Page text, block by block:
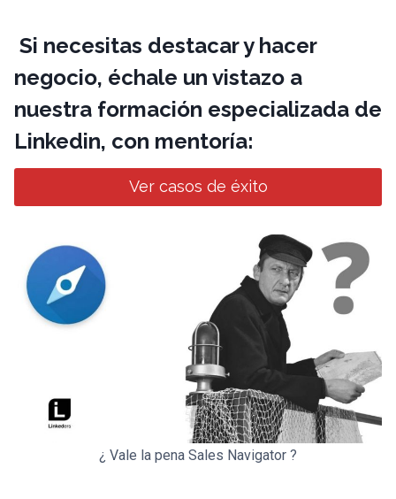
Si necesitas destacar y hacer
negocio, échale un vistazo a
nuestra formación especializada de
Linkedin, con mentoría:
Ver casos de éxito
¿ Vale la pena Sales Navigator ?